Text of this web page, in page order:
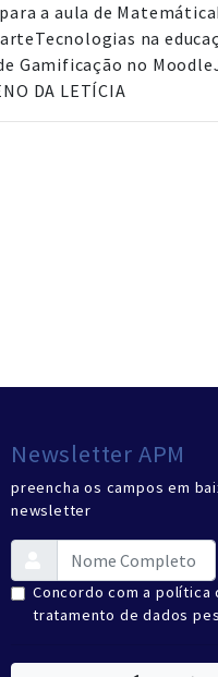
a aula de
na
Gamificação no
DA LETÍCIA
Newsletter APM
preencha os campos em
newsletter
Concordo com a política
tratamento de dados